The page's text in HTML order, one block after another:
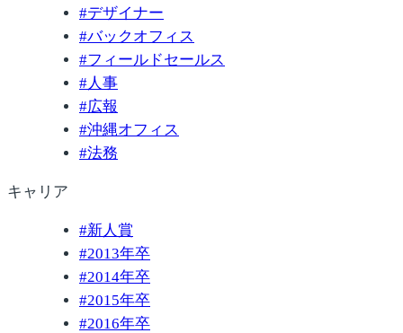
#デザイナー
#バックオフィス
#フィールドセールス
#人事
#広報
#沖縄オフィス
#法務
キャリア
#新人賞
#2013年卒
#2014年卒
#2015年卒
#2016年卒